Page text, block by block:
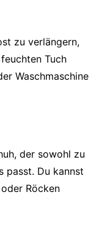
zu verlängern,
Tuch
Waschmaschine
der sowohl zu
passt. Du kannst
Röcken